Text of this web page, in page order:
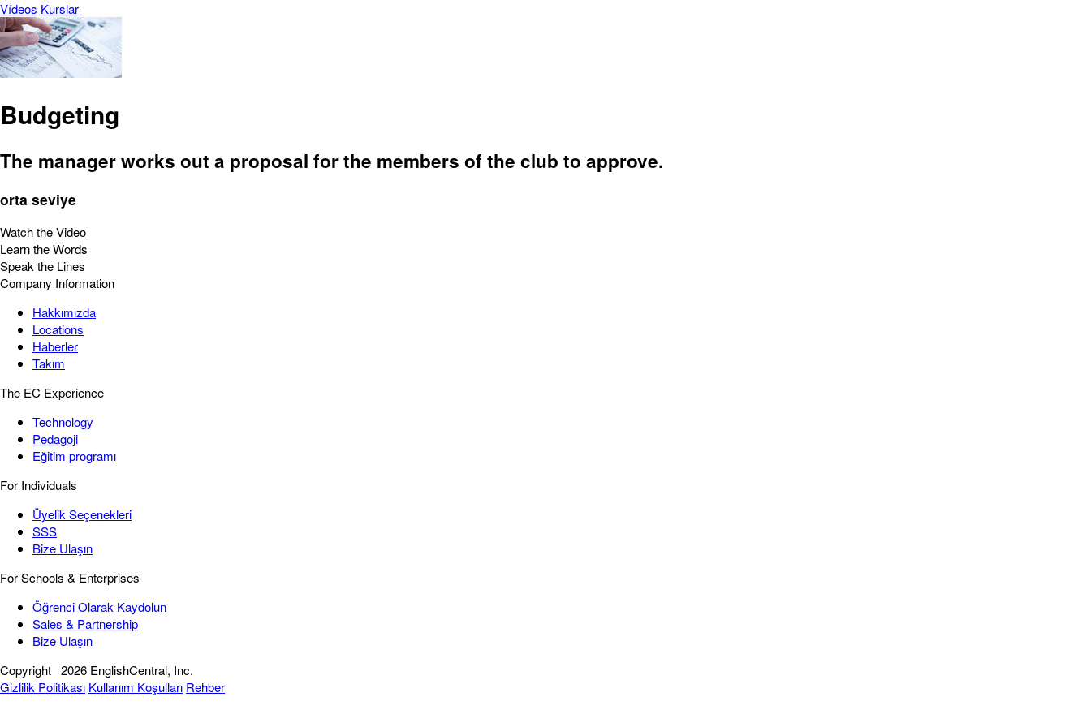
Vídeos Kurslar
Budgeting
The manager works out a proposal for the members of the club to approve.
orta seviye
Watch the Video
Learn the Words
Speak the Lines
Company Information
Hakkımızda
Locations
Haberler
Takım
The EC Experience
Technology
Pedagoji
Eğitim programı
For Individuals
Üyelik Seçenekleri
SSS
Bize Ulaşın
For Schools & Enterprises
Öğrenci Olarak Kaydolun
Sales & Partnership
Bize Ulaşın
Copyright 2026 EnglishCentral, Inc.
Gizlilik Politikası Kullanım Koşulları Rehber